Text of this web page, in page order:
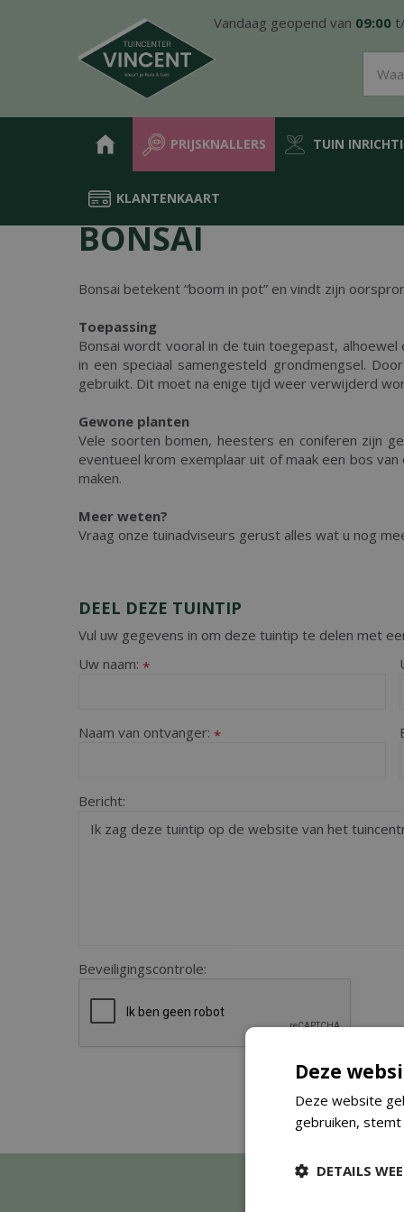
Home Tuintips Bonsai
Vandaag geopend van 09:00
PRIJSKNALLERS TUIN
KLANTENKAART
BONSAI
Bonsai betekent “boom in pot” en vindt zijn
Toepassing
Bonsai wordt vooral in de tuin toegepast,
in een speciaal samengesteld grondmengsel.
gebruikt. Dit moet na enige tijd weer verwijderd
Gewone planten
Vele soorten bomen, heesters en coniferen zijn
eventueel krom exemplaar uit of maak een bos
maken.
Meer weten?
Vraag onze tuinadviseurs gerust alles wat u nog
DEEL DEZE TUINTIP
Vul uw gegevens in om deze tuintip te delen met
Uw naam: *
Naam van ontvanger: *
Bericht:
Beveiligingscontrole:
Deze
Deze website
gebruiken,
DETAILS